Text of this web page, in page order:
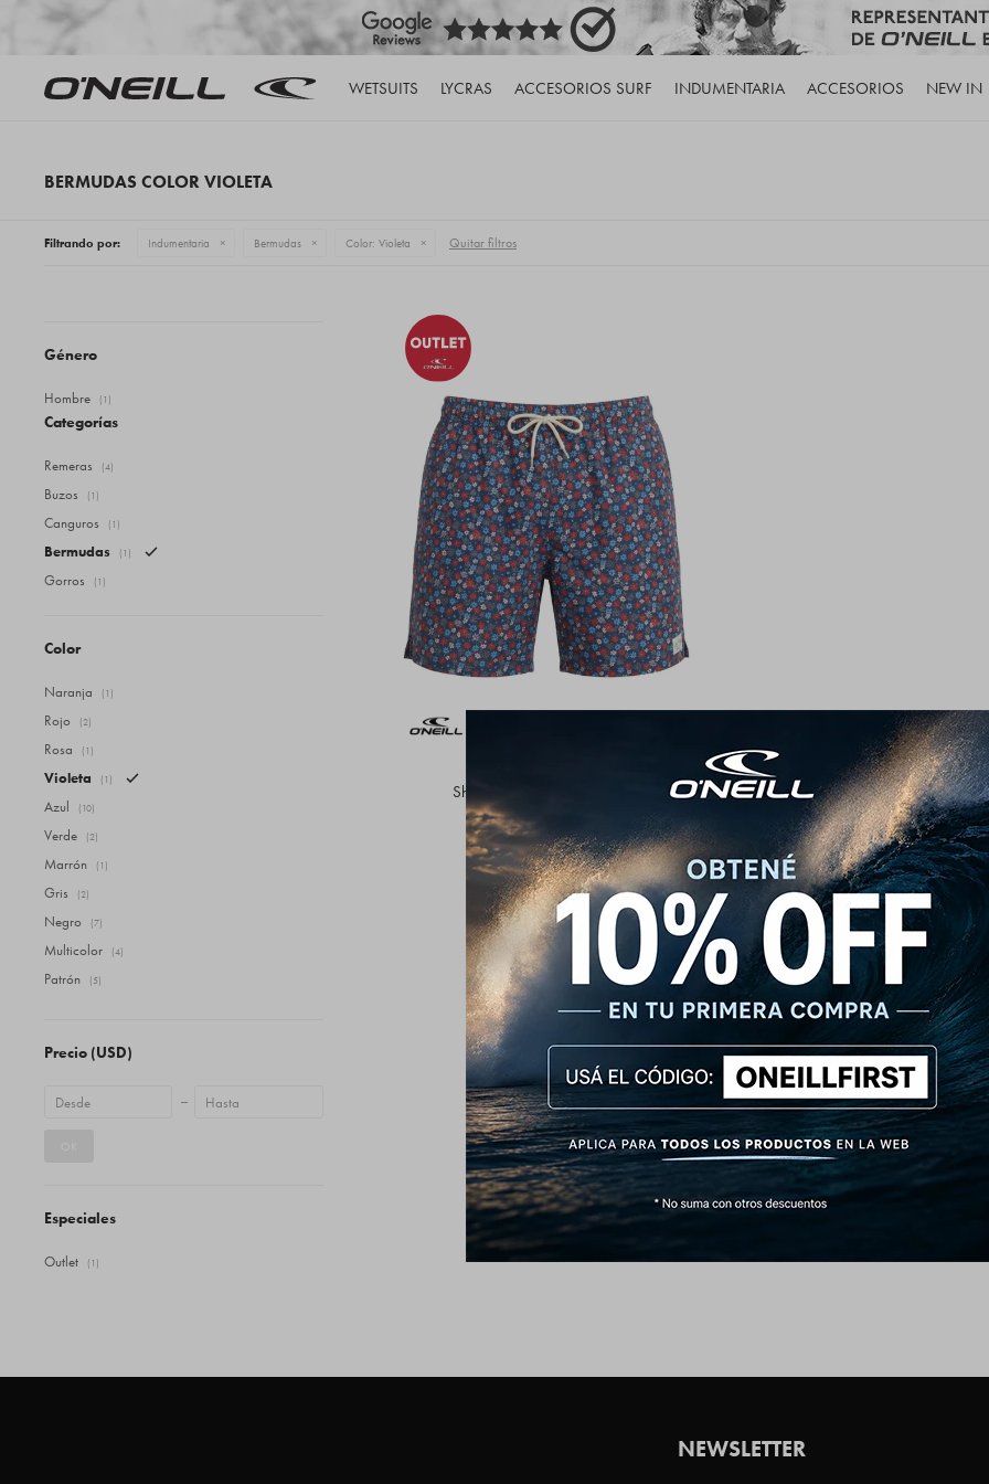
WETSUITS LYCRAS ACCESORIOS SURF INDUMENTARIA ACCESORIOS NEW IN
BERMUDAS COLOR VIOLETA
Filtrando por: Indumentaria Bermudas Color: Violeta Quitar filtros
Short O'Neill Midnight Floral
$ 1.590
Categorías
Remeras (4)
Buzos (1)
Canguros (1)
Bermudas (1)
Gorros (1)
Precio (USD)
Especiales
Outlet (1)
Color
Naranja (1)
Rojo (2)
Rosa (1)
Violeta (1)
Azul (10)
Verde (2)
Marrón (1)
Gris (2)
Negro (7)
Multicolor (4)
Patrón (5)
Género
Hombre (1)
NEWSLETTER